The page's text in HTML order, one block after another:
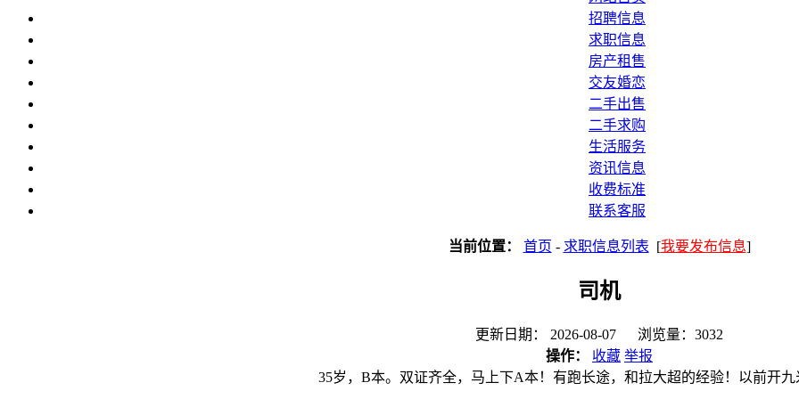
招聘信息
求职信息
房产租售
交友婚恋
二手出售
二手求购
生活服务
资讯信息
收费标准
联系客服
当前位置： 首页 - 求职信息列表 [我要发布信息]
司机
更新日期： 2026-08-07 浏览量：3032
操作：
收藏 举报
35岁，B本。双证齐全，马上下A本！有跑长途，和拉大超的经验！以前开九